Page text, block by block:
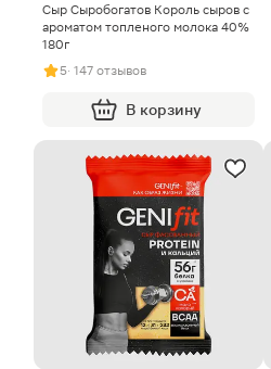
Сыр Сыробогатов Король сыров с
ароматом топленого молока 40%
180г
5· 147 отзывов
В корзину